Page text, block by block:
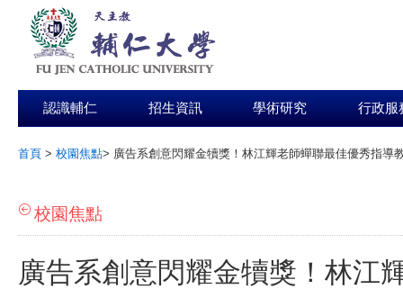
認識輔仁 招生資訊 學術研究 行政服
首頁 > 校園焦點> 廣告系創意閃耀金犢獎！林江輝老師蟬聯最佳優秀指導
校園焦點
廣告系創意閃耀金犢獎！林江